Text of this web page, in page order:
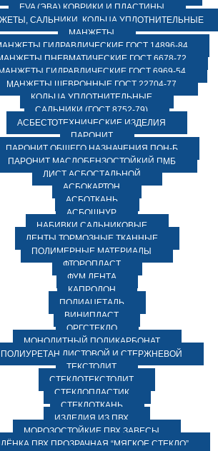
EVA (ЭВА) КОВРИКИ И ПЛАСТИНЫ
САЛЬНИКИ, КОЛЬЦА УПЛОТНИТЕЛЬНЫЕ
МАНЖЕТЫ
ГИДРАВЛИЧЕСКИЕ ГОСТ 14896-84
ПНЕВМАТИЧЕСКИЕ ГОСТ 6678-72
ГИДРАВЛИЧЕСКИЕ ГОСТ 6969-54
МАНЖЕТЫ ШЕВРОННЫЕ ГОСТ 22704-77
КОЛЬЦА УПЛОТНИТЕЛЬНЫЕ
САЛЬНИКИ (ГОСТ 8752-79)
АСБЕСТОТЕХНИЧЕСКИЕ ИЗДЕЛИЯ
ПАРОНИТ
ПАРОНИТ ОБЩЕГО НАЗНАЧЕНИЯ ПОН-Б
ПАРОНИТ МАСЛОБЕНЗОСТОЙКИЙ ПМБ
ЛИСТ АСБОСТАЛЬНОЙ
АСБОКАРТОН
АСБОТКАНЬ
АСБОШНУР
НАБИВКИ САЛЬНИКОВЫЕ
ЛЕНТЫ ТОРМОЗНЫЕ ТКАННЫЕ
ПОЛИМЕРНЫЕ МАТЕРИАЛЫ
ФТОРОПЛАСТ
ФУМ ЛЕНТА
КАПРОЛОН
ПОЛИАЦЕТАЛЬ
ВИНИПЛАСТ
ОРГСТЕКЛО
МОНОЛИТНЫЙ ПОЛИКАРБОНАТ
ПОЛИУРЕТАН ЛИСТОВОЙ И СТЕРЖНЕВОЙ
ТЕКСТОЛИТ
СТЕКЛОТЕКСТОЛИТ
СТЕКЛОПЛАСТИК
СТЕКЛОТКАНЬ
ИЗДЕЛИЯ ИЗ ПВХ
МОРОЗОСТОЙКИЕ ПВХ ЗАВЕСЫ
ПВХ ПРОЗРАЧНАЯ “МЯГКОЕ СТЕКЛО”